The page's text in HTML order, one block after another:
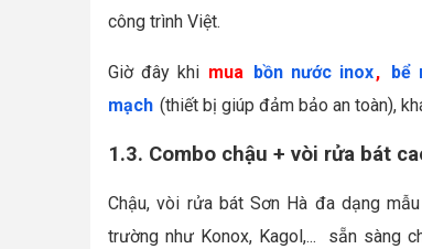
công trình Việt.
Giờ đây khi mua bồn nước inox, bể
mạch (thiết bị giúp đảm bảo an toàn),
1.3. Combo chậu + vòi rửa bát
Chậu, vòi rửa bát Sơn Hà đa dạng
trường như Konox, Kagol,... sẵn sàng